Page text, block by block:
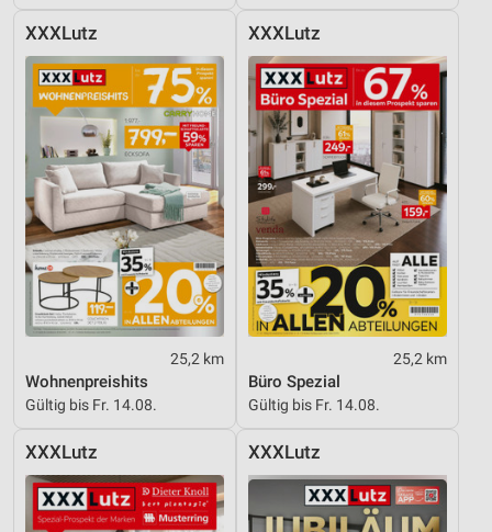
XXXLutz
25,2 km
Wohnenpreishits
Gültig bis Fr. 14.08.
XXXLutz
25,2 km
Büro Spezial
Gültig bis Fr. 14.08.
XXXLutz XXXLutz